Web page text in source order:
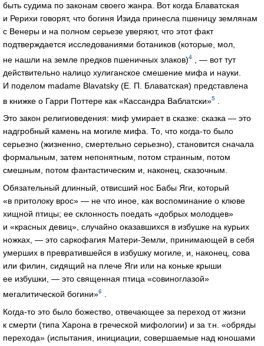
быть судима по законам своего жанра. Вот когда Блаватская
и Рерихи говорят, что богиня Изида принесла пшеницу землянам
с Венеры и на полном серьезе уверяют, что этот факт
подтверждается исследованиями ботаников (которые, мол,
не нашли на земле предков пшеничных злаков)4
, — вот тут
действительно налицо хулиганское смешение мифа и науки.
И поделом madame Blavatsky (E. П. Блаватская) представлена
в книжке о Гарри Поттере как «Кассандра Ваблатски»5
Это закон религиоведения: миф умирает в сказке: сказка — это
надгробный камень на могиле мифа. То, что когда-то было
серьезно (жизненно, смертельно серьезно), становится сначала
формальным, затем непонятным, потом странным, потом
смешным, потом фантастическим и, наконец, сказочным.
Обязательный длинный, отвисший нос Бабы Яги, который
«в притолоку врос» — не что иное, как воспоминание о клюве
хищной птицы; ее склонность поедать «добрых молодцев»
и «красных девиц», случайно оказавшихся в избушке на курьих
ножках, — это саркофагия Матери-Земли , принимающей в себя
умерших в превратившейся в избушку могиле, и, наконец, сова
или филин, сидящий на плече Яги или на коньке крыши
ее избушки, — это священная птица «совиноглазой»
мегалитической богини»6
Когда-то это было божество, отвечающее за переход от жизни
к смерти (типа Харона в греческой мифологии) и за т.н. «обряды
перехода» (испытания, инициации, совершаемые над юношами